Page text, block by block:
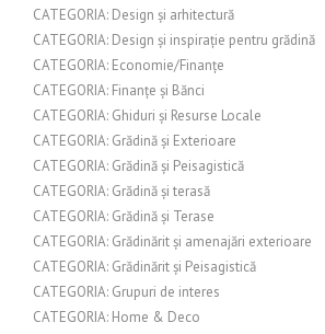
CATEGORIA: Design și arhitectură
CATEGORIA: Design și inspirație pentru grădină
CATEGORIA: Economie/Finanțe
CATEGORIA: Finanțe și Bănci
CATEGORIA: Ghiduri și Resurse Locale
CATEGORIA: Grădină și Exterioare
CATEGORIA: Grădină și Peisagistică
CATEGORIA: Grădină și terasă
CATEGORIA: Grădină și Terase
CATEGORIA: Grădinărit și amenajări exterioare
CATEGORIA: Grădinărit și Peisagistică
CATEGORIA: Grupuri de interes
CATEGORIA: Home & Deco